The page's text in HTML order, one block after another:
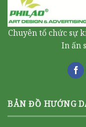
Chuyên tổ chức sự
In ấn
BẢN ĐỒ HƯỚNG